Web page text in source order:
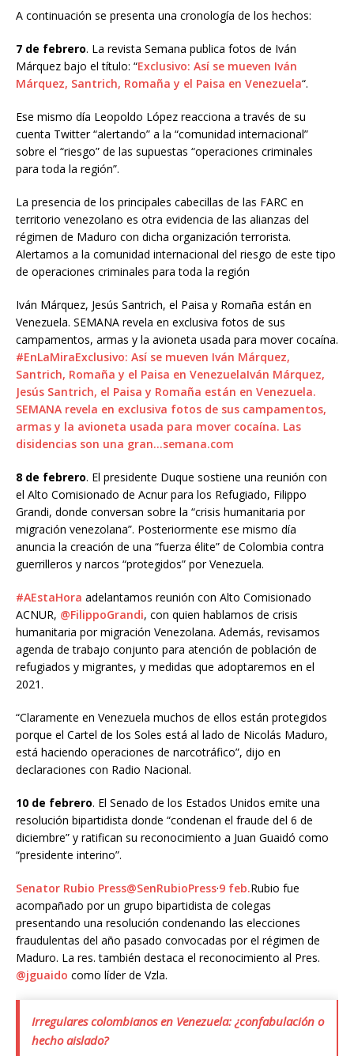
A continuación se presenta una cronología de los hechos:
7 de febrero. La revista Semana publica fotos de Iván
Márquez bajo el título: “Exclusivo: Así se mueven Iván
Márquez, Santrich, Romaña y el Paisa en Venezuela“.
Ese mismo día Leopoldo López reacciona a través de su
cuenta Twitter “alertando” a la “comunidad internacional”
sobre el “riesgo” de las supuestas “operaciones criminales
para toda la región”.
La presencia de los principales cabecillas de las FARC en
territorio venezolano es otra evidencia de las alianzas del
régimen de Maduro con dicha organización terrorista.
Alertamos a la comunidad internacional del riesgo de este tipo
de operaciones criminales para toda la región
Iván Márquez, Jesús Santrich, el Paisa y Romaña están en
Venezuela. SEMANA revela en exclusiva fotos de sus
campamentos, armas y la avioneta usada para mover cocaína.
#EnLaMiraExclusivo: Así se mueven Iván Márquez,
Santrich, Romaña y el Paisa en VenezuelaIván Márquez,
Jesús Santrich, el Paisa y Romaña están en Venezuela.
SEMANA revela en exclusiva fotos de sus campamentos,
armas y la avioneta usada para mover cocaína. Las
disidencias son una gran…semana.com
8 de febrero. El presidente Duque sostiene una reunión con
el Alto Comisionado de Acnur para los Refugiado, Filippo
Grandi, donde conversan sobre la “crisis humanitaria por
migración venezolana”. Posteriormente ese mismo día
anuncia la creación de una “fuerza élite” de Colombia contra
guerrilleros y narcos “protegidos” por Venezuela.
#AEstaHora adelantamos reunión con Alto Comisionado
ACNUR, @FilippoGrandi, con quien hablamos de crisis
humanitaria por migración Venezolana. Además, revisamos
agenda de trabajo conjunto para atención de población de
refugiados y migrantes, y medidas que adoptaremos en el
2021.
“Claramente en Venezuela muchos de ellos están protegidos
porque el Cartel de los Soles está al lado de Nicolás Maduro,
está haciendo operaciones de narcotráfico”, dijo en
declaraciones con Radio Nacional.
10 de febrero. El Senado de los Estados Unidos emite una
resolución bipartidista donde “condenan el fraude del 6 de
diciembre” y ratifican su reconocimiento a Juan Guaidó como
“presidente interino”.
Senator Rubio Press@SenRubioPress·9 feb.Rubio fue
acompañado por un grupo bipartidista de colegas
presentando una resolución condenando las elecciones
fraudulentas del año pasado convocadas por el régimen de
Maduro. La res. también destaca el reconocimiento al Pres.
@jguaido como líder de Vzla.
Irregulares colombianos en Venezuela: ¿confabulación o
hecho aislado?